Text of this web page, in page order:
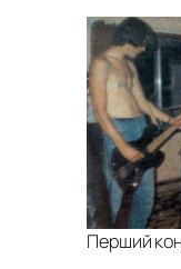
Перший